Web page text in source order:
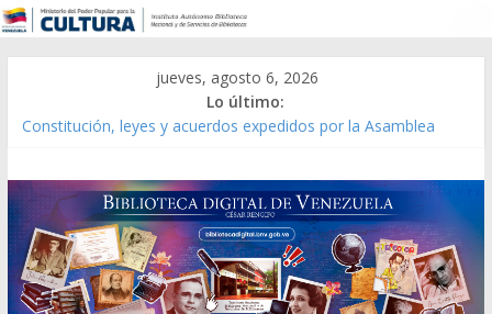
jueves, agosto 6, 2026
Lo último:
Constitución, leyes y acuerdos expedidos por la Asamblea
Modesta Bor Sánchez [material gráfico]
Gaceta Oficial de la República de Venezuela año CXXXIII Mes V,
Caracas 09 de marzo de 2006 N° 38.394
Catálogo temático de obras de Modesta Bor